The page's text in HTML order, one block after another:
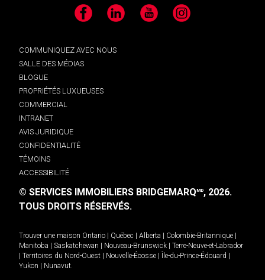
Facebook LinkedIn YouTube Instagram
COMMUNIQUEZ AVEC NOUS
SALLE DES MÉDIAS
BLOGUE
PROPRIÉTÉS LUXUEUSES
COMMERCIAL
INTRANET
AVIS JURIDIQUE
CONFIDENTIALITÉ
TÉMOINS
ACCESSIBILITÉ
© SERVICES IMMOBILIERS BRIDGEMARQMD, 2026.
TOUS DROITS RÉSERVÉS.
Trouver une maison Ontario Québec Alberta Colombie-Britannique
Manitoba
Saskatchewan Nouveau-Brunswick
Terre-Neuve-et-Labrador
Territoires du Nord-Ouest Nouvelle-Écosse Île-du-Prince-Édouard
Yukon
Nunavut.